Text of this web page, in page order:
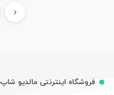
‹
فروشگاه اینترنتی مالدیو شاپ